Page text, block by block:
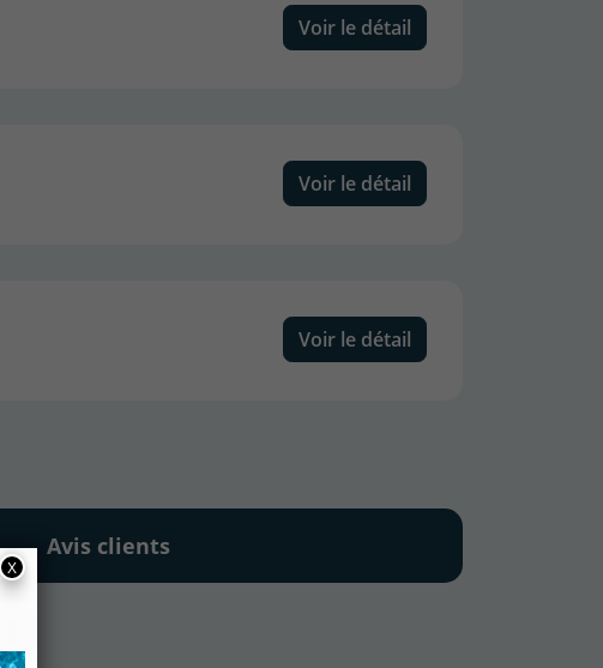
Voir le détail
Voir le détail
Voir le détail
Avis clients